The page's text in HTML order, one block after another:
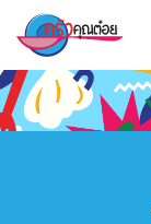
หน้าแรก